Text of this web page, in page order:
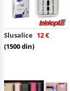
Slusalice 12 €
(1500 din)